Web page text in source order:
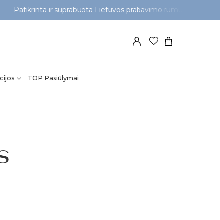
Patikrinta ir suprabuota Lietuvos prabavimo rūmuose
TOP Pasiūlymai